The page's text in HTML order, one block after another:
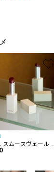
スムースヴェール リ
ティック